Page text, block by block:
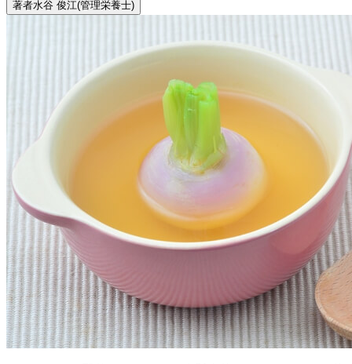
著者水谷 俊江(管理栄養士)